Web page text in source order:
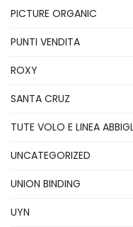
PICTURE ORGANIC
PUNTI VENDITA
ROXY
SANTA CRUZ
TUTE VOLO E LINEA
UNCATEGORIZED
UNION BINDING
UYN